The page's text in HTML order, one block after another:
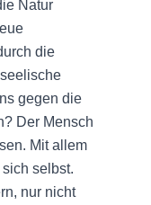
Natur
die
gegen die
Der Mensch
Mit allem
selbst.
nur nicht